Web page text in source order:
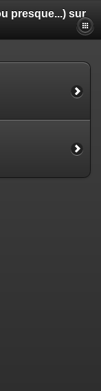
presque...) sur